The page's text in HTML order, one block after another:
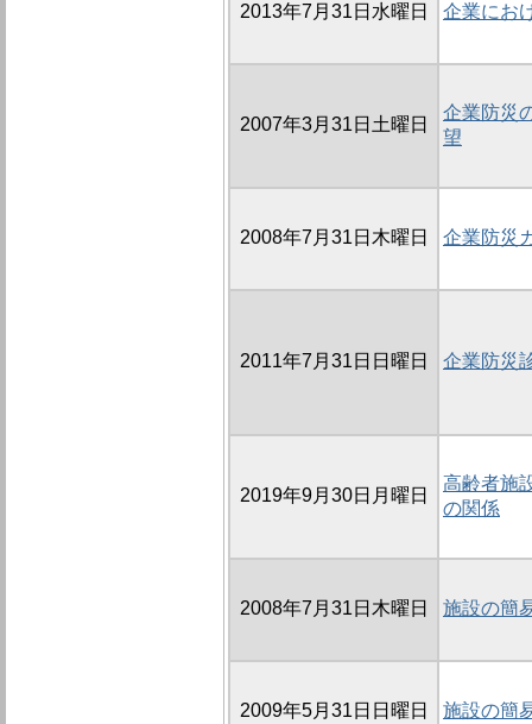
2013年7月31日水曜日 企業にお
2007年3月31日土曜日
企業防災
望
2008年7月31日木曜日 企業防災
2011年7月31日日曜日 企業防災
2019年9月30日月曜日
高齢者施
の関係
2008年7月31日木曜日 施設の簡
2009年5月31日日曜日 施設の簡